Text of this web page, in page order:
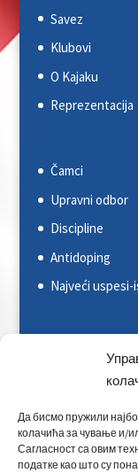
Да бисмо пружили
колачића за чување и/
Сагласност са овим
податке као што су
Savez
Klubovi
O Kajaku
Reprezentacija
Čamci
Upravni odbor
Discipline
Antidoping
Najveći uspesi-
Svetska
Evropska
Rezultati na
Rezultati na
Kontakt